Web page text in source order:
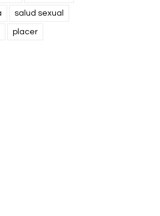
salud sexual
placer